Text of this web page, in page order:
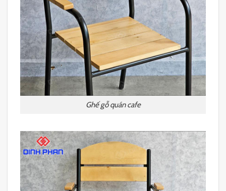
Ghế gỗ quán cafe